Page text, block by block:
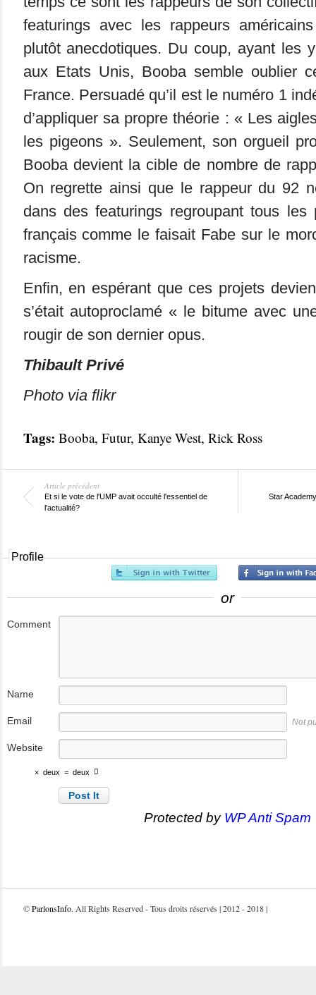
featurings avec les rappeurs
plutôt anecdotiques. Du coup, ayant les
aux Etats Unis, Booba semble oublier
France. Persuadé qu’il est le numéro 1
d’appliquer sa propre théorie : « Les
les pigeons ». Seulement, son orgueil
Booba devient la cible de nombre de
On regrette ainsi que le rappeur du 92
dans des featurings regroupant tous
français comme le faisait Fabe sur le
racisme.
Enfin, en espérant que ces projets
s’était autoproclamé « le bitume avec
rougir de son dernier opus.
Thibault Privé
Photo via flikr
Tags: Booba, Futur, Kanye West, Rick Ross
Article précédent
Et si le vote de l'UMP avait occulté l'essentiel de
l'actualité?
Star
Profile
or
Comment
Name
Email Not
Website
× deux = deux
Protected by WP Anti Spam
©ParlonsInfo. All Rights Reserved - Tous droits réservés | 2012 - 2018 |